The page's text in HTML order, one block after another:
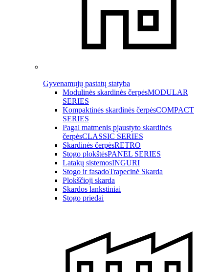
Gyvenamųjų pastatų statyba
Modulinės skardinės čerpėsMODULAR
SERIES
Kompaktinės skardinės čerpėsCOMPACT
SERIES
Pagal matmenis pjaustyto skardinės
čerpėsCLASSIC SERIES
Skardinės čerpėsRETRO
Stogo plokštėsPANEL SERIES
Latakų sistemosINGURI
Stogo ir fasadoTrapecinė Skarda
Plokščioji skarda
Skardos lankstiniai
Stogo priedai